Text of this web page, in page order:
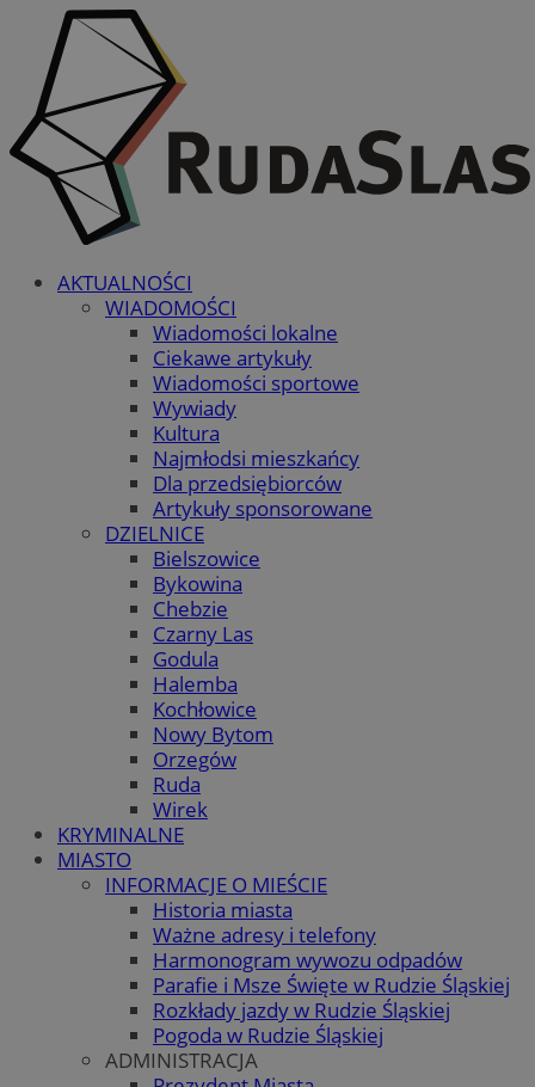
AKTUALNOŚCI
WIADOMOŚCI
Wiadomości lokalne
Ciekawe artykuły
Wiadomości sportowe
Wywiady
Kultura
Najmłodsi mieszkańcy
Dla przedsiębiorców
Artykuły sponsorowane
DZIELNICE
Bielszowice
Bykowina
Chebzie
Czarny Las
Godula
Halemba
Kochłowice
Nowy Bytom
Orzegów
Ruda
Wirek
KRYMINALNE
MIASTO
INFORMACJE O MIEŚCIE
Historia miasta
Ważne adresy i telefony
Harmonogram wywozu odpadów
Parafie i Msze Święte w Rudzie Śląskiej
Rozkłady jazdy w Rudzie Śląskiej
Pogoda w Rudzie Śląskiej
ADMINISTRACJA